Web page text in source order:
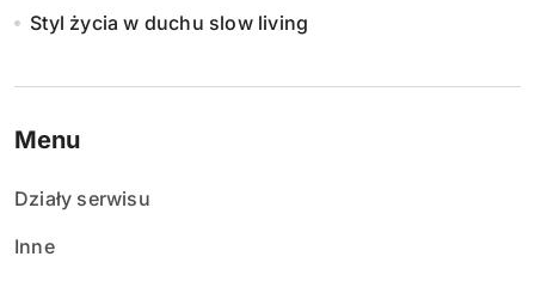
Styl życia w duchu slow living
Menu
Działy serwisu
Inne